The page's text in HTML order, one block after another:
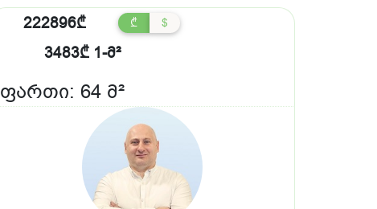
222896₾ ₾ $
3483₾ 1-მ²
ფართი: 64 მ²